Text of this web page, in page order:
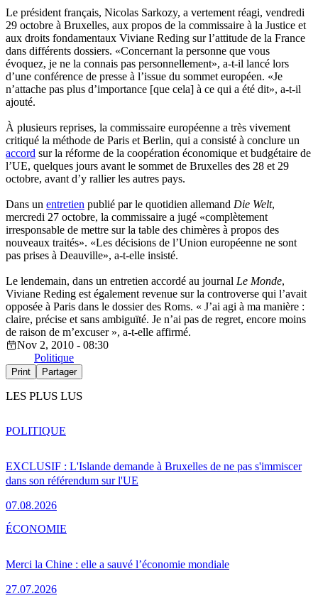
Le président français, Nicolas Sarkozy, a vertement réagi, vendredi
29 octobre à Bruxelles, aux propos de la commissaire à la Justice et
aux droits fondamentaux Viviane Reding sur l’attitude de la France
dans différents dossiers. «Concernant la personne que vous
évoquez, je ne la connais pas personnellement», a-t-il lancé lors
d’une conférence de presse à l’issue du sommet européen. «Je
n’attache pas plus d’importance [que cela] à ce qui a été dit», a-t-il
ajouté.
À plusieurs reprises, la commissaire européenne a très vivement
critiqué la méthode de Paris et Berlin, qui a consisté à conclure un
accord sur la réforme de la coopération économique et budgétaire de
l’UE, quelques jours avant le sommet de Bruxelles des 28 et 29
octobre, avant d’y rallier les autres pays.
Dans un entretien publié par le quotidien allemand Die Welt,
mercredi 27 octobre, la commissaire a jugé «complètement
irresponsable de mettre sur la table des chimères à propos des
nouveaux traités». «Les décisions de l’Union européenne ne sont
pas prises à Deauville», a-t-elle insisté.
Le lendemain, dans un entretien accordé au journal Le Monde,
Viviane Reding est également revenue sur la controverse qui l’avait
opposée à Paris dans le dossier des Roms. « J’ai agi à ma manière :
claire, précise et sans ambiguïté. Je n’ai pas de regret, encore moins
de raison de m’excuser », a-t-elle affirmé.
Nov 2, 2010 - 08:30
Politique
Print Partager
LES PLUS LUS
EXCLUSIF : L'Islande demande à Bruxelles de ne pas s'immiscer
dans son référendum sur l'UE
07.08.2026
POLITIQUE
Merci la Chine : elle a sauvé l’économie mondiale
27.07.2026
ÉCONOMIE